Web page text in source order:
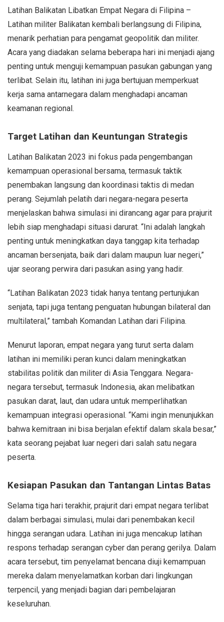
Latihan Balikatan Libatkan Empat Negara di Filipina –
Latihan militer Balikatan kembali berlangsung di Filipina,
menarik perhatian para pengamat geopolitik dan militer.
Acara yang diadakan selama beberapa hari ini menjadi ajang
penting untuk menguji kemampuan pasukan gabungan yang
terlibat. Selain itu, latihan ini juga bertujuan memperkuat
kerja sama antarnegara dalam menghadapi ancaman
keamanan regional.
Target Latihan dan Keuntungan Strategis
Latihan Balikatan 2023 ini fokus pada pengembangan
kemampuan operasional bersama, termasuk taktik
penembakan langsung dan koordinasi taktis di medan
perang. Sejumlah pelatih dari negara-negara peserta
menjelaskan bahwa simulasi ini dirancang agar para prajurit
lebih siap menghadapi situasi darurat. “Ini adalah langkah
penting untuk meningkatkan daya tanggap kita terhadap
ancaman bersenjata, baik dari dalam maupun luar negeri,”
ujar seorang perwira dari pasukan asing yang hadir.
“Latihan Balikatan 2023 tidak hanya tentang pertunjukan
senjata, tapi juga tentang penguatan hubungan bilateral dan
multilateral,” tambah Komandan Latihan dari Filipina.
Menurut laporan, empat negara yang turut serta dalam
latihan ini memiliki peran kunci dalam meningkatkan
stabilitas politik dan militer di Asia Tenggara. Negara-
negara tersebut, termasuk Indonesia, akan melibatkan
pasukan darat, laut, dan udara untuk memperlihatkan
kemampuan integrasi operasional. “Kami ingin menunjukkan
bahwa kemitraan ini bisa berjalan efektif dalam skala besar,”
kata seorang pejabat luar negeri dari salah satu negara
peserta.
Kesiapan Pasukan dan Tantangan Lintas Batas
Selama tiga hari terakhir, prajurit dari empat negara terlibat
dalam berbagai simulasi, mulai dari penembakan kecil
hingga serangan udara. Latihan ini juga mencakup latihan
respons terhadap serangan cyber dan perang gerilya. Dalam
acara tersebut, tim penyelamat bencana diuji kemampuan
mereka dalam menyelamatkan korban dari lingkungan
terpencil, yang menjadi bagian dari pembelajaran
keseluruhan.